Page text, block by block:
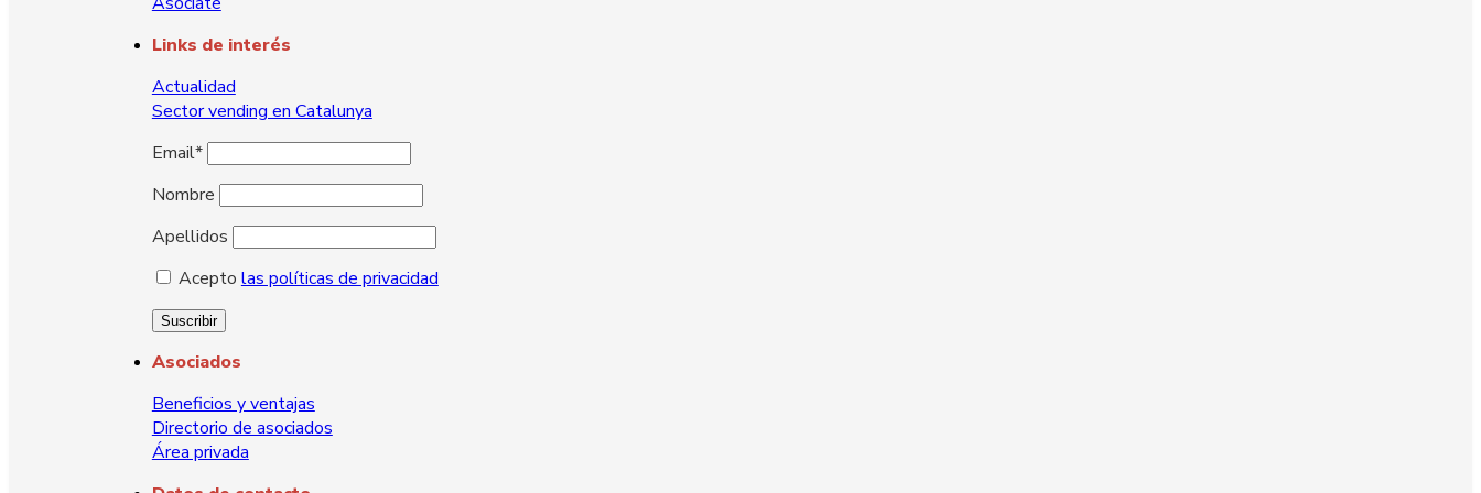
Links de interés
Actualidad
Sector vending en Catalunya
Email*
Nombre
Apellidos
Acepto las políticas de privacidad
Asociados
Beneficios y ventajas
Directorio de asociados
Área privada